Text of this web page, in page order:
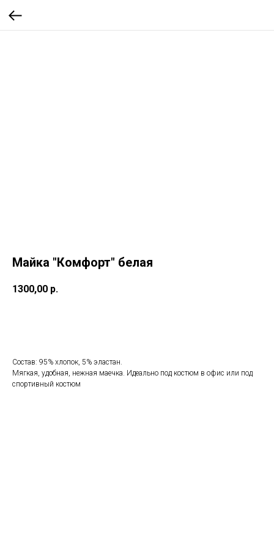
Майка "Комфорт" белая
1300,00 р.
Состав: 95% хлопок, 5% эластан.
Мягкая, удобная, нежная маечка. Идеально под костюм в офис или под
спортивный костюм